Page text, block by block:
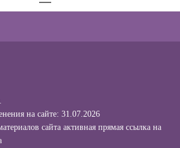
на сайте: 31.07.2026
сайта активная прямая ссылка на